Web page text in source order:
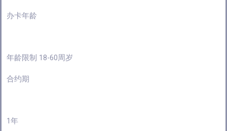
办卡年龄
年龄限制 18-60周岁
合约期
1年